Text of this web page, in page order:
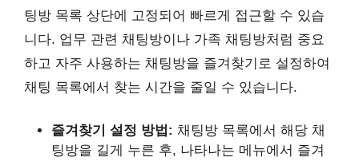
팅방 목록 상단에 고정되어 빠르게 접근할 수 있습
니다. 업무 관련 채팅방이나 가족 채팅방처럼 중요
하고 자주 사용하는 채팅방을 즐겨찾기로 설정하여
채팅 목록에서 찾는 시간을 줄일 수 있습니다.
즐겨찾기 설정 방법: 채팅방 목록에서 해당 채
팅방을 길게 누른 후, 나타나는 메뉴에서 즐겨